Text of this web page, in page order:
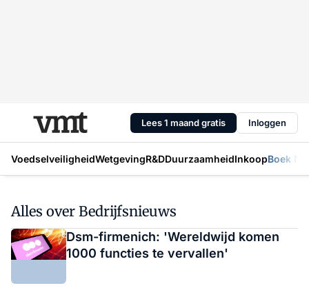
Lees 1 maand gratis Inloggen
VoedselveiligheidWetgevingR&DDuurzaamheidInkoopBoek
Alles over Bedrijfsnieuws
Dsm-firmenich: 'Wereldwijd komen
1000 functies te vervallen'